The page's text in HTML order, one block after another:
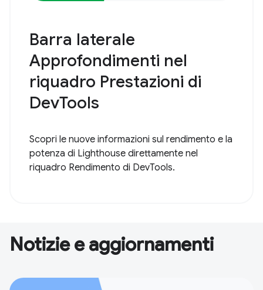
Barra laterale
Approfondimenti nel
riquadro Prestazioni di
DevTools
Scopri le nuove informazioni sul rendimento e la
potenza di Lighthouse direttamente nel
riquadro Rendimento di DevTools.
Notizie e aggiornamenti